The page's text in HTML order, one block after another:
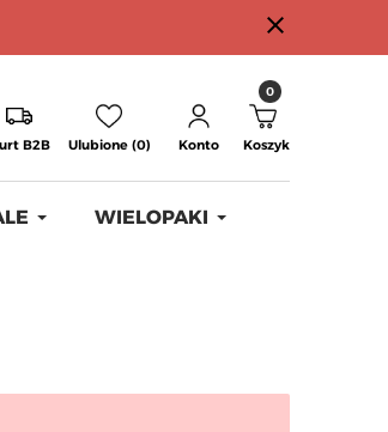
close
B2B Ulubione (0) Konto
0
Koszyk
WIELOPAKI